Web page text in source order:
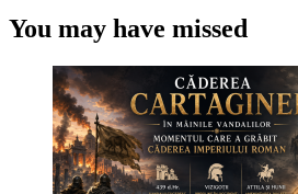
You may have missed